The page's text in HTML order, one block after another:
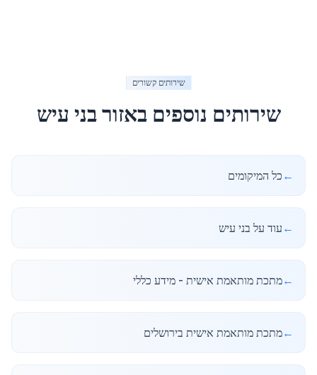
שירותים קשורים
שירותים נוספים באזורבני עיש
← כל המיקומים
← עוד על בני עיש
←מתכת מותאמת אישית - מידע כללי
←מתכת מותאמת אישית בירושלים